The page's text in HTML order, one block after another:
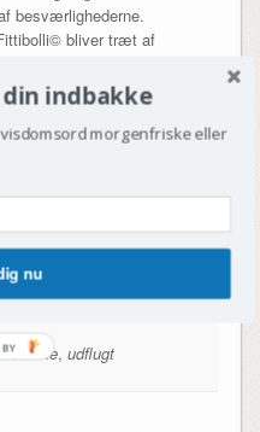
besværlighederne.
bliver træt af
låne kreabog i julens tegn.
Og det er i den ende af
skulle også med hjem.
af det bruger du i løbet af
, udflugt
indbakke
morgenfriske eller
nu